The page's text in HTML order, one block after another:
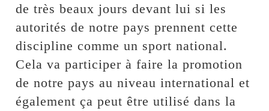
de très beaux jours devant lui si les
autorités de notre pays prennent cette
discipline comme un sport national.
Cela va participer à faire la promotion
de notre pays au niveau international et
également ça peut être utilisé dans la